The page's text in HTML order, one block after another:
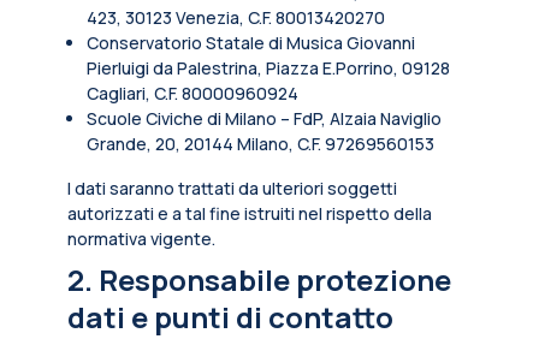
423, 30123 Venezia, C.F. 80013420270
Conservatorio Statale di Musica Giovanni
Pierluigi da Palestrina, Piazza E.Porrino, 09128
Cagliari, C.F. 80000960924
Scuole Civiche di Milano – FdP, Alzaia Naviglio
Grande, 20, 20144 Milano, C.F. 97269560153
I dati saranno trattati da ulteriori soggetti
autorizzati e a tal fine istruiti nel rispetto della
normativa vigente.
2. Responsabile protezione
dati e punti di contatto